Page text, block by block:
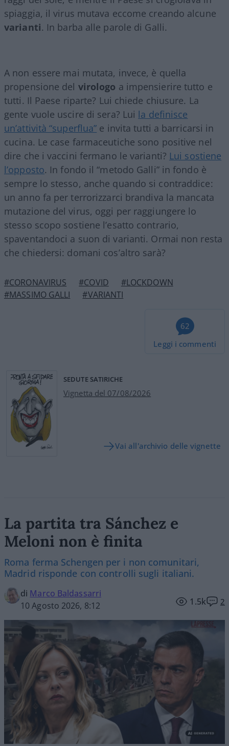
spiaggia, il virus mutava eccome creando alcune
varianti. In barba alle parole di Galli.
A non essere mai mutata, invece, è quella
propensione del virologo a impensierire tutto e
tutti. Il Paese riparte? Lui chiede chiusure. La
gente vuole uscire di sera? Lui la definisce
un’attività “superflua” e invita tutti a barricarsi in
cucina. Le case farmaceutiche sono positive nel
dire che i vaccini fermano le varianti? Lui sostiene
l’opposto. In fondo il “metodo Galli” in fondo è
sempre lo stesso, anche quando si contraddice:
un anno fa per terrorizzarci brandiva la mancata
mutazione del virus, oggi per raggiungere lo
stesso scopo sostiene l’esatto contrario,
spaventandoci a suon di varianti. Ormai non resta
che chiedersi: domani cos’altro sarà?
#CORONAVIRUS #COVID
#LOCKDOWN
#MASSIMO GALLI
#VARIANTI
62
Leggi i commenti
SEDUTE SATIRICHE
Vignetta del 07/08/2026
Vai all'archivio delle vignette
La partita tra Sánchez e
Meloni non è finita
Roma ferma Schengen per i non comunitari,
Madrid risponde con controlli sugli italiani.
di Marco Baldassarri
10 Agosto 2026, 8:12
1.5k 2